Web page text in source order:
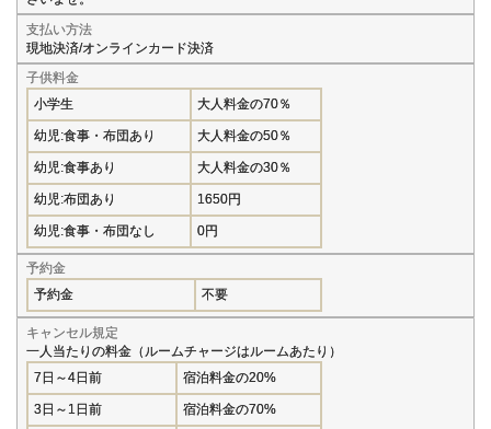
支払い方法
現地決済/オンラインカード決済
子供料金
小学生
大人料金の70％
幼児:食事・布団あり 大人料金の50％
幼児:食事あり 大人料金の30％
幼児:布団あり 1650円
幼児:食事・布団なし 0円
予約金
予約金
不要
キャンセル規定
一人当たりの料金（ルームチャージはルームあたり）
7日～4日前
宿泊料金の20%
3日～1日前 宿泊料金の70%